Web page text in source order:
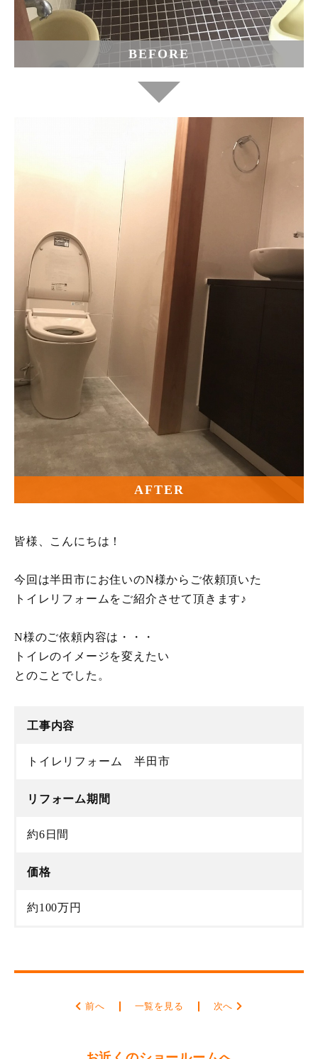
BEFORE
AFTER
皆様、こんにちは！
今回は半田市にお住いのN様からご依頼頂いた
トイレリフォームをご紹介させて頂きます♪
N様のご依頼内容は・・・
トイレのイメージを変えたい
とのことでした。
工事内容
トイレリフォーム 半田市
リフォーム期間
約6日間
価格
約100万円
前へ 一覧を見る 次へ